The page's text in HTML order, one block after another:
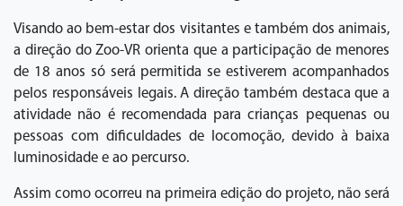
Visando ao bem-estar dos visitantes e também dos animais,
a direção do Zoo-VR orienta que a participação de menores
de 18 anos só será permitida se estiverem acompanhados
pelos responsáveis legais. A direção também destaca que a
atividade não é recomendada para crianças pequenas ou
pessoas com dificuldades de locomoção, devido à baixa
luminosidade e ao percurso.
Assim como ocorreu na primeira edição do projeto, não será